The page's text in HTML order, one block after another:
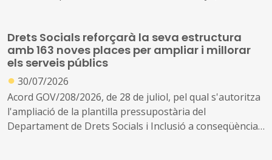
Drets Socials reforçarà la seva estructura
amb 163 noves places per ampliar i millorar
els serveis públics
● 30/07/2026
Acord GOV/208/2026, de 28 de juliol, pel qual s'autoritza
l'ampliació de la plantilla pressupostària del
Departament de Drets Socials i Inclusió a conseqüència